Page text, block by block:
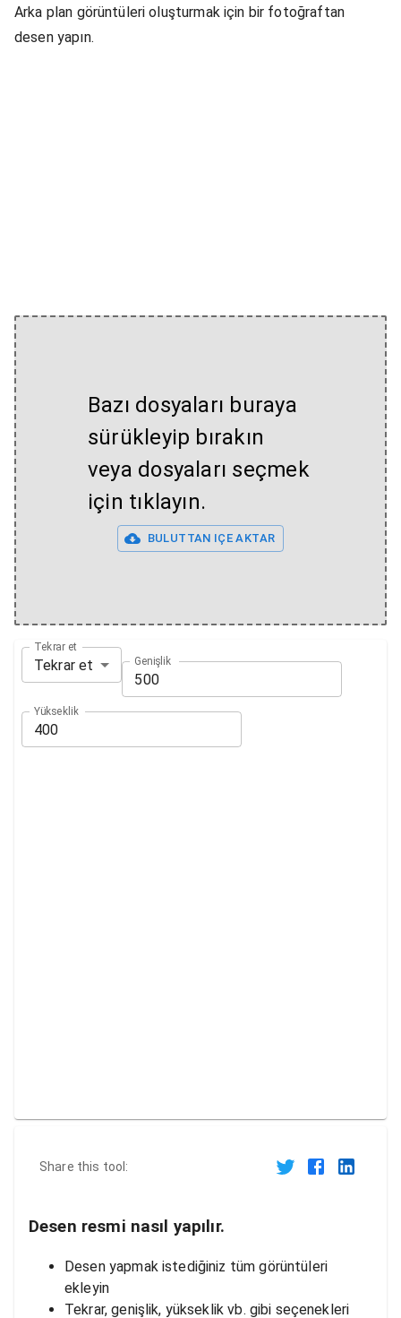
Arka plan görüntüleri oluşturmak için bir fotoğraftan
desen yapın.
Bazı dosyaları buraya
sürükleyip bırakın
veya dosyaları seçmek
için tıklayın.
BULUTTAN IÇE AKTAR
Tekrar et
Tekrar et Genişlik
Yükseklik
Share this tool:
Desen resmi nasıl yapılır.
Desen yapmak istediğiniz tüm görüntüleri
ekleyin
Tekrar, genişlik, yükseklik vb. gibi seçenekleri